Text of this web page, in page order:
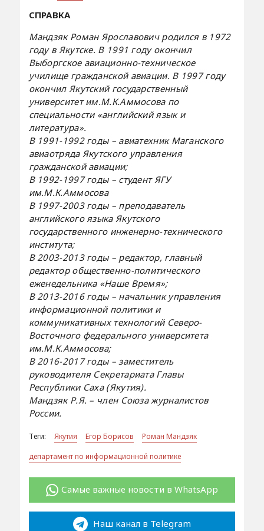
СПРАВКА
Мандзяк Роман Ярославович родился в 1972
году в Якутске. В 1991 году окончил
Выборгское авиационно-техническое
училище гражданской авиации. В 1997 году
окончил Якутский государственный
университет им.М.К.Аммосова по
специальности «английский язык и
литература».
В 1991-1992 годы – авиатехник Маганского
авиаотряда Якутского управления
гражданской авиации;
В 1992-1997 годы – студент ЯГУ
им.М.К.Аммосова
В 1997-2003 годы – преподаватель
английского языка Якутского
государственного инженерно-технического
института;
В 2003-2013 годы – редактор, главный
редактор общественно-политического
еженедельника «Наше Время»;
В 2013-2016 годы – начальник управления
информационной политики и
коммуникативных технологий Северо-
Восточного федерального университета
им.М.К.Аммосова;
В 2016-2017 годы – заместитель
руководителя Секретариата Главы
Республики Саха (Якутия).
Мандзяк Р.Я. – член Союза журналистов
России.
Теги: Якутия Егор Борисов
Роман Мандзяк
департамент по информационной политике
Самые важные новости в WhatsApp
Наш канал в Telegram